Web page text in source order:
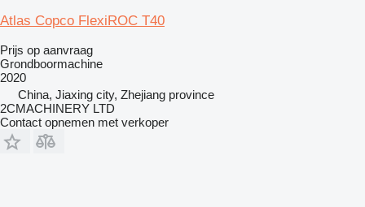
Atlas Copco FlexiROC T40
Prijs op aanvraag
Grondboormachine
2020
China, Jiaxing city, Zhejiang province
2CMACHINERY LTD
Contact opnemen met verkoper